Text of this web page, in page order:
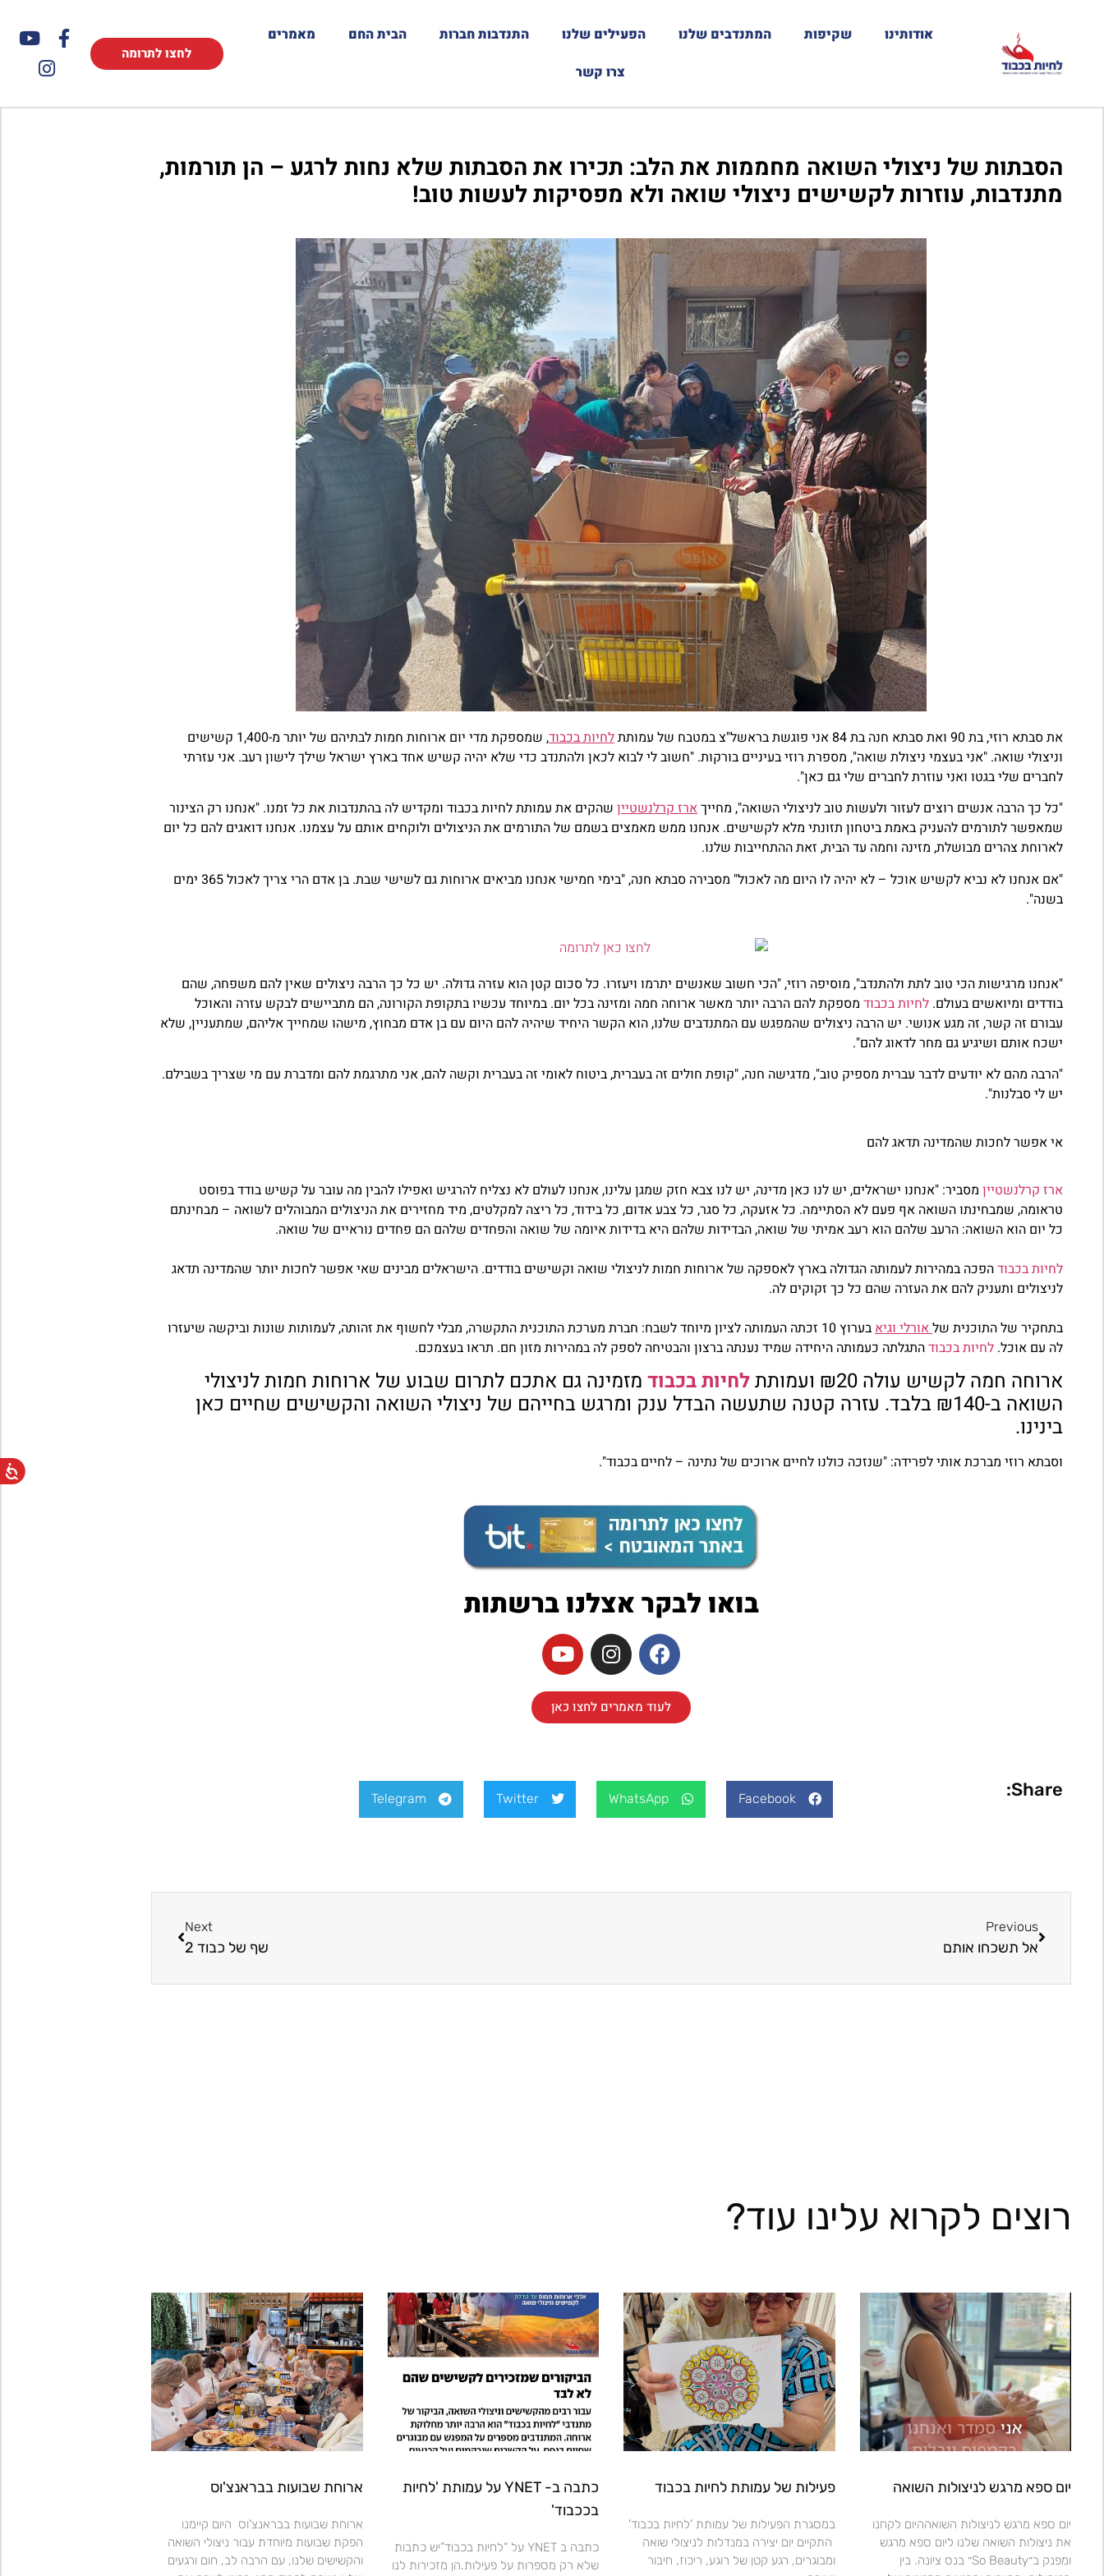
אודותינו שקיפות המתנדבים שלנו הפעילים שלנו התנדבות חברות הבית החם
מאמרים
צרו קשר
לחצו לתרומה
הסבתות של ניצולי השואה מחממות את הלב: תכירו את הסבתות שלא נחות לרגע – הן תורמות,
מתנדבות, עוזרות לקשישים ניצולי שואה ולא מפסיקות לעשות טוב!
את סבתא רוזי, בת 90 ואת סבתא חנה בת 84 אני פוגשת בראשל"צ במטבח של עמותת לחיות בכבוד
, שמספקת מדי יום ארוחות חמות לבתיהם של יותר מ-1,400 קשישים
וניצולי שואה. "אני בעצמי ניצולת שואה", מספרת רוזי בעיניים בורקות. "חשוב לי לבוא לכאן ולהתנדב כדי שלא יהיה קשיש אחד בארץ ישראל שילך לישון רעב. אני עזרתי
לחברים שלי בגטו ואני עוזרת לחברים שלי גם כאן".
"כל כך הרבה אנשים רוצים לעזור ולעשות טוב לניצולי השואה", מחייךארז קרלנשטיין שהקים את עמותת לחיות בכבוד ומקדיש לה בהתנדבות את כל זמנו. "אנחנו רק הצינור
שמאפשר לתורמים להעניק באמת ביטחון תזונתי מלא לקשישים. אנחנו ממש מאמצים בשמם של התורמים את הניצולים ולוקחים אותם על עצמנו. אנחנו דואגים להם כל יום
לארוחת צהרים מבושלת, מזינה וחמה עד הבית, זאת ההתחייבות שלנו.
"אם אנחנו לא נביא לקשיש אוכל – לא יהיה לו היום מה לאכול" מסבירה סבתא חנה, "בימי חמישי אנחנו מביאים ארוחות גם לשישי שבת. בן אדם הרי צריך לאכול 365 ימים
בשנה".
"אנחנו מרגישות הכי טוב לתת ולהתנדב", מוסיפה רוזי, "הכי חשוב שאנשים יתרמו ויעזרו. כל סכום קטן הוא עזרה גדולה. יש כל כך הרבה ניצולים שאין להם משפחה, שהם
בודדים ומיואשים בעולם. לחיות בכבוד מספקת להם הרבה יותר מאשר ארוחה חמה ומזינה בכל יום. במיוחד עכשיו בתקופת הקורונה, הם מתביישים לבקש עזרה והאוכל
עבורם זה קשר, זה מגע אנושי. יש הרבה ניצולים שהמפגש עם המתנדבים שלנו, הוא הקשר היחיד שיהיה להם היום עם בן אדם מבחוץ, מישהו שמחייך אליהם, שמתעניין, שלא
ישכח אותם ושיגיע גם מחר לדאוג להם".
"הרבה מהם לא יודעים לדבר עברית מספיק טוב", מדגישה חנה, "קופת חולים זה בעברית, ביטוח לאומי זה בעברית וקשה להם, אני מתרגמת להם ומדברת עם מי שצריך בשבילם.
יש לי סבלנות".
אי אפשר לחכות שהמדינה תדאג להם
ארז קרלנשטיין מסביר: "אנחנו ישראלים, יש לנו כאן מדינה, יש לנו צבא חזק שמגן עלינו, אנחנו לעולם לא נצליח להרגיש ואפילו להבין מה עובר על קשיש בודד בפוסט
טראומה, שמבחינתו השואה אף פעם לא הסתיימה. כל אזעקה, כל סגר, כל צבע אדום, כל בידוד, כל ריצה למקלטים, מיד מחזירים את הניצולים המבוהלים לשואה – מבחינתם
כל יום הוא השואה: הרעב שלהם הוא רעב אמיתי של שואה, הבדידות שלהם היא בדידות איומה של שואה והפחדים שלהם הם פחדים נוראיים של שואה.
לחיות בכבודהפכה במהירות לעמותה הגדולה בארץ לאספקה של ארוחות חמות לניצולי שואה וקשישים בודדים. הישראלים מבינים שאי אפשר לחכות יותר שהמדינה תדאג
לניצולים ותעניק להם את העזרה שהם כל כך זקוקים לה.
בתחקיר של התוכנית שלאורלי וגיא
בערוץ 10 זכתה העמותה לציון מיוחד לשבח: חברת מערכת התוכנית התקשרה, מבלי לחשוף את זהותה, לעמותות שונות וביקשה שיעזרו
לה עם אוכל. לחיות בכבודהתגלתה כעמותה היחידה שמיד נענתה ברצון והבטיחה לספק לה במהירות מזון חם. תראו בעצמכם.
ארוחה חמה לקשיש עולה ₪20 ועמותת לחיות בכבוד מזמינה גם אתכם לתרום שבוע של ארוחות חמות לניצולי
השואה ב-₪140 בלבד. עזרה קטנה שתעשה הבדל ענק ומרגש בחייהם של ניצולי השואה והקשישים שחיים כאן
בינינו.
וסבתא רוזי מברכת אותי לפרידה: "שנזכה כולנו לחיים ארוכים של נתינה – לחיים בכבוד".
בואו לבקר אצלנו ברשתות
לעוד מאמרים לחצו כאן
Share:
Facebook
WhatsApp
Twitter
Telegram
Previous
אל תשכחו אותם
Next
שף של כבוד 2
רוצים לקרוא עלינו עוד?
יום ספא מרגש לניצולות השואה
יום ספא מרגש לניצולות השואההיום לקחנו
את ניצולות השואה שלנו ליום ספא מרגש
ומפנק ב״So Beauty״ בנס ציונה. בין
פעילות של עמותת לחיות בכבוד
במסגרת הפעילות של עמותת 'לחיות בכבוד'
התקיים יום יצירה במנדלות לניצולי שואה
ומבוגרים, רגע קטן של רוגע, ריכוז, חיבור
כתבה ב- YNET על עמותת 'לחיות
בככבוד'
כתבה ב YNET על “לחיות בכבוד”יש כתבות
שלא רק מספרות על פעילות.הן מזכירות לנו
ארוחת שבועות בבראנצ'וס
ארוחת שבועות בבראנצ'וס היום קיימנו
הפקת שבועות מיוחדת עבור ניצולי השואה
והקשישים שלנו, עם הרבה לב, חום ורגעים